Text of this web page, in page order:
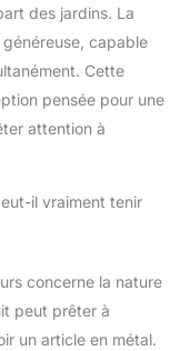
Design
: la surface
de
a été polie,
et traitée
de
est
de se tenir
se
des jardins. La
capable
Cette
pensée pour une
attention à
il vraiment tenir
concerne la nature
peut prêter à
un article en métal.